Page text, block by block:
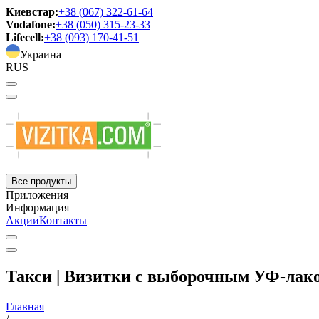
Киевстар:+38 (067) 322-61-64
Vodafone:+38 (050) 315-23-33
Lifecell:+38 (093) 170-41-51
Украина
RUS
Все продукты
Приложения
Информация
АкцииКонтакты
Такси | Визитки с выборочным УФ-
Главная